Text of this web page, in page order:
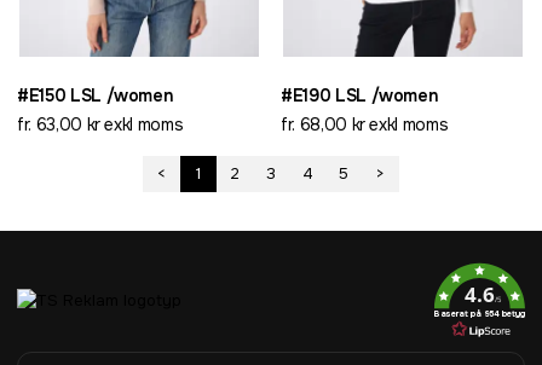
#E150 LSL /women
fr. 63,00 kr exkl moms
#E190 LSL /women
fr. 68,00 kr exkl moms
< 1 2 3 4 5 >
4.6/5
Baserat på 954 betyg